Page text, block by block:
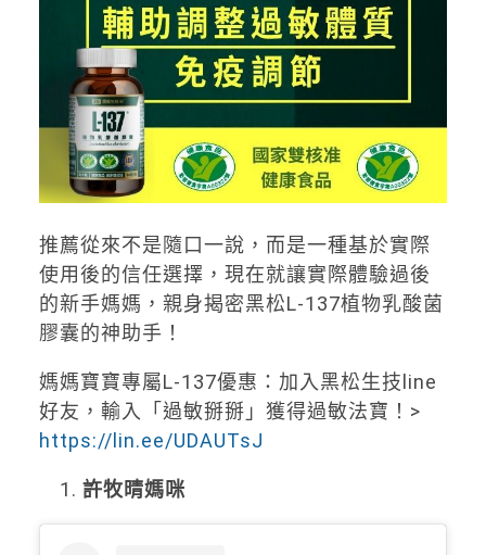
推薦從來不是隨口一說，而是一種基於實際
使用後的信任選擇，現在就讓實際體驗過後
的新手媽媽，親身揭密黑松L-137植物乳酸菌
膠囊的神助手！
媽媽寶寶專屬L-137優惠：加入黑松生技line
好友，輸入「過敏掰掰」獲得過敏法寶！>
https://lin.ee/UDAUTsJ
許牧晴媽咪